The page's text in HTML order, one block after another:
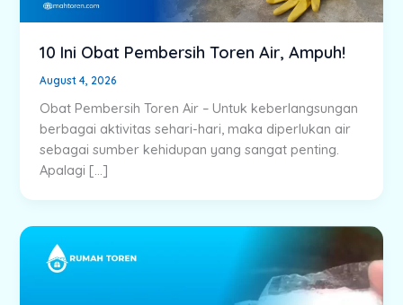
10 Ini Obat Pembersih Toren Air, Ampuh!
August 4, 2026
Obat Pembersih Toren Air – Untuk keberlangsungan
berbagai aktivitas sehari-hari, maka diperlukan air
sebagai sumber kehidupan yang sangat penting.
Apalagi […]